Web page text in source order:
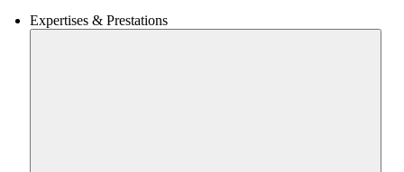
Expertises & Prestations